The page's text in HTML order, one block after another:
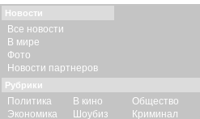
Новости
Все новости
В мире
Фото
Новости партнеров
Рубрики
Политика
Экономика
В кино
Шоубиз
Общество
Криминал